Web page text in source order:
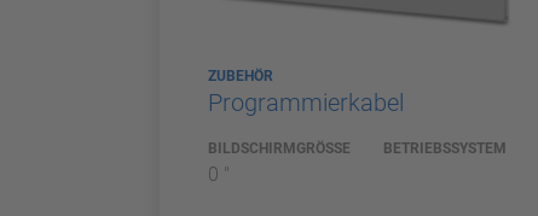
ZUBEHÖR
Programmierkabel
BILDSCHIRMGRÖSSE
0 "
BETRIEBSSYSTEM